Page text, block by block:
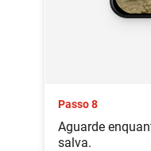
Passo 8
Aguarde
salva.